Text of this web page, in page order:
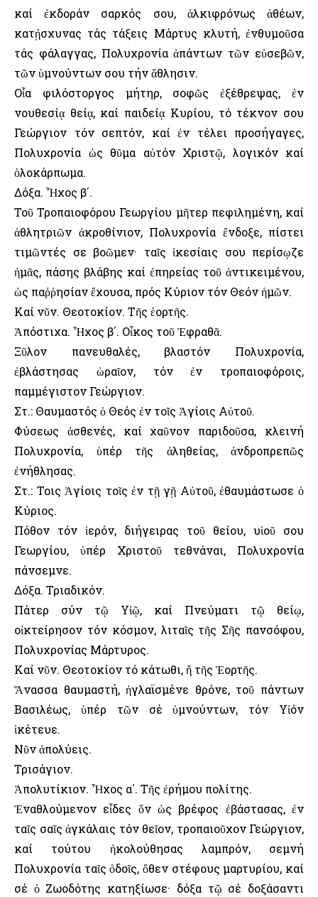
καί ἐκδοράν σαρκός σου, ἀλκιφρόνως ἀθέων,
κατῄσχυνας τάς τάξεις Μάρτυς κλυτή, ἐνθυμοῦσα
τάς φάλαγγας, Πολυχρονία ἁπάντων τῶν εὐσεβῶν,
τῶν ὑμνούντων σου τήν ἄθλησιν.
Οἷα φιλόστοργος μήτηρ, σοφῶς ἐξέθρεψας, ἐν
νουθεσίᾳ θείᾳ, καί παιδείᾳ Κυρίου, τό τέκνον σου
Γεώργιον τόν σεπτόν, καί ἐν τέλει προσήγαγες,
Πολυχρονία ὡς θῦμα αὐτόν Χριστῷ, λογικόν καί
ὁλοκάρπωμα.
Δόξα. Ἦχος β΄.
Τοῦ Τροπαιοφόρου Γεωργίου μῆτερ πεφιλημένη, καί
ἀθλητριῶν ἀκροθίνιον, Πολυχρονία ἔνδοξε, πίστει
τιμῶντές σε βοῶμεν· ταῖς ἱκεσίαις σου περίσῳζε
ἡμᾶς, πάσης βλάβης καί ἐπηρείας τοῦ ἀντικειμένου,
ὡς παῤῥησίαν ἔχουσα, πρός Κύριον τόν Θεόν ἡμῶν.
Καί νῦν. Θεοτοκίον. Τῆς ἑορτῆς.
Ἀπόστιχα. Ἦχος β΄. Οἶκος τοῦ Ἐφραθᾶ.
Ξῦλον πανευθαλές, βλαστόν Πολυχρονία,
ἐβλάστησας ὡραῖον, τόν ἐν τροπαιοφόροις,
παμμέγιστον Γεώργιον.
Στ.: Θαυμαστός ὁ Θεός ἐν τοῖς Ἁγίοις Αὐτοῦ.
Φύσεως ἀσθενές, καί χαῦνον παριδοῦσα, κλεινή
Πολυχρονία, ὑπέρ τῆς ἀληθείας, ἀνδροπρεπῶς
ἐνήθλησας.
Στ.: Τοις Ἁγίοις τοῖς ἐν τῇ γῇ Αὐτοῦ, ἐθαυμάστωσε ὁ
Κύριος.
Πόθον τόν ἱερόν, διήγειρας τοῦ θείου, υἱοῦ σου
Γεωργίου, ὑπέρ Χριστοῦ τεθνάναι, Πολυχρονία
πάνσεμνε.
Δόξα. Τριαδικόν.
Πάτερ σύν τῷ Υἱῷ, καί Πνεύματι τῷ θείῳ,
οἰκτείρησον τόν κόσμον, λιταῖς τῆς Σῆς πανσόφου,
Πολυχρονίας Μάρτυρος.
Καί νῦν. Θεοτοκίον τό κάτωθι, ἤ τῆς Ἑορτῆς.
Ἄνασσα θαυμαστή, ἠγλαϊσμένε θρόνε, τοῦ πάντων
Βασιλέως, ὑπέρ τῶν σέ ὑμνούντων, τόν Υἱόν
ἱκέτευε.
Νῦν ἀπολύεις.
Τρισάγιον.
Ἀπολυτίκιον. Ἦχος α΄. Τῆς ἐρήμου πολίτης.
Ἐναθλούμενον εἶδες ὅν ὡς βρέφος ἐβάστασας, ἐν
ταῖς σαῖς ἀγκάλαις τόν θεῖον, τροπαιοῦχον Γεώργιον,
καί τούτου ἠκολούθησας λαμπρόν, σεμνή
Πολυχρονία ταῖς ὁδοῖς, ὅθεν στέφους μαρτυρίου, καί
σέ ὁ Ζωοδότης κατηξίωσε· δόξα τῷ σέ δοξάσαντι